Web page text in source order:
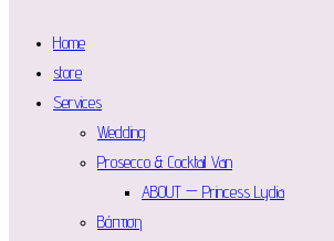
Home
store
Services
Wedding
Prosecco & Cocktail Van
ABOUT — Princess Lydia
Βάπτιση